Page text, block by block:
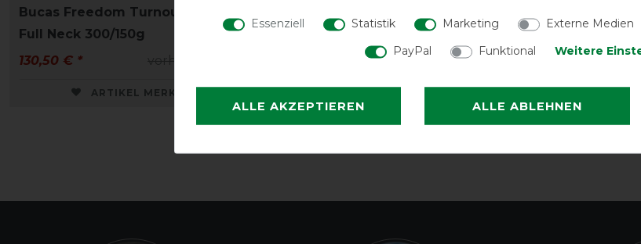
Bucas Freedom Turnout Extra
Full Neck 300/150g
130,50 € *
ARTIKEL MERKEN
vorher 36,00 €
Essenziell Statistik Marketing Externe Medien
PayPal
Funktional Weitere
ALLE AKZEPTIEREN ALLE ABLEHNEN